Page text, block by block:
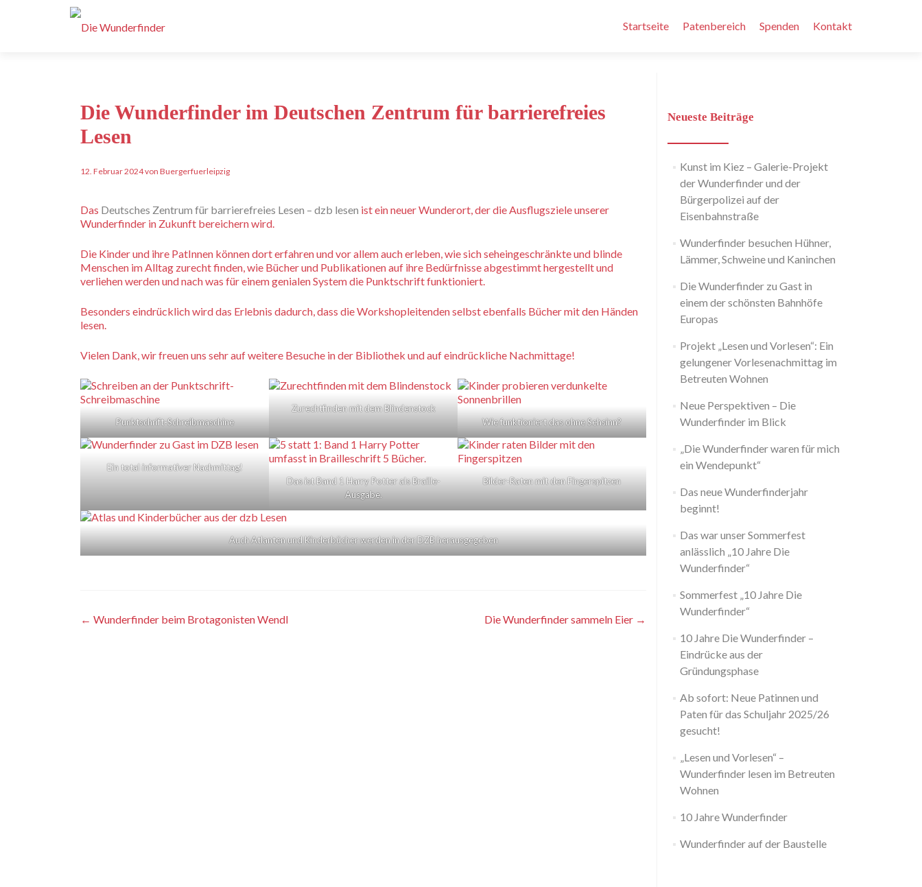
Inhalt
Startseite Patenbereich Spenden Kontakt
Die Wunderfinder im Deutschen Zentrum für barrierefreies
Lesen
12. Februar 2024 von Buergerfuerleipzig
Das Deutsches Zentrum für barrierefreies Lesen – dzb lesen ist ein neuer Wunderort, der die Ausflugsziele unserer
Wunderfinder in Zukunft bereichern wird.
Die Kinder und ihre PatInnen können dort erfahren und vor allem auch erleben, wie sich seheingeschränkte und blinde
Menschen im Alltag zurecht finden, wie Bücher und Publikationen auf ihre Bedürfnisse abgestimmt hergestellt und
verliehen werden und nach was für einem genialen System die Punktschrift funktioniert.
Besonders eindrücklich wird das Erlebnis dadurch, dass die Workshopleitenden selbst ebenfalls Bücher mit den Händen
lesen.
Vielen Dank, wir freuen uns sehr auf weitere Besuche in der Bibliothek und auf eindrückliche Nachmittage!
Punktschrift-Schreibmaschine
Zurechtfinden mit dem Blindenstock
Wie funktioniert das ohne Sehsinn?
Ein total informativer Nachmittag!
Das ist Band 1 Harry Potter als Braille-
Ausgabe.
Bilder-Raten mit den Fingerspitzen
Auch Atlanten und Kinderbücher werden in der DZB herausgegeben
Artikel-
← Wunderfinder beim Brotagonisten Wendl Die Wunderfinder sammeln Eier →
Neueste Beiträge
Kunst im Kiez – Galerie-Projekt
der Wunderfinder und der
Bürgerpolizei auf der
Eisenbahnstraße
Wunderfinder besuchen Hühner,
Lämmer, Schweine und Kaninchen
Die Wunderfinder zu Gast in
einem der schönsten Bahnhöfe
Europas
Projekt „Lesen und Vorlesen“: Ein
gelungener Vorlesenachmittag im
Betreuten Wohnen
Neue Perspektiven – Die
Wunderfinder im Blick
„Die Wunderfinder waren für mich
ein Wendepunkt“
Das neue Wunderfinderjahr
beginnt!
Das war unser Sommerfest
anlässlich „10 Jahre Die
Wunderfinder“
Sommerfest „10 Jahre Die
Wunderfinder“
10 Jahre Die Wunderfinder –
Eindrücke aus der
Gründungsphase
Ab sofort: Neue Patinnen und
Paten für das Schuljahr 2025/26
gesucht!
„Lesen und Vorlesen“ –
Wunderfinder lesen im Betreuten
Wohnen
10 Jahre Wunderfinder
Wunderfinder auf der Baustelle